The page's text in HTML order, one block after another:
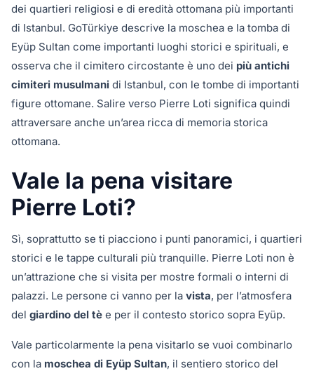
dei quartieri religiosi e di eredità ottomana più importanti
di Istanbul. GoTürkiye descrive la moschea e la tomba di
Eyüp Sultan come importanti luoghi storici e spirituali, e
osserva che il cimitero circostante è uno dei più antichi
cimiteri musulmani di Istanbul, con le tombe di importanti
figure ottomane. Salire verso Pierre Loti significa quindi
attraversare anche un’area ricca di memoria storica
ottomana.
Vale la pena visitare
Pierre Loti?
Sì, soprattutto se ti piacciono i punti panoramici, i quartieri
storici e le tappe culturali più tranquille. Pierre Loti non è
un’attrazione che si visita per mostre formali o interni di
palazzi. Le persone ci vanno per la vista, per l’atmosfera
del giardino del tè e per il contesto storico sopra Eyüp.
Vale particolarmente la pena visitarlo se vuoi combinarlo
con la moschea di Eyüp Sultan, il sentiero storico del